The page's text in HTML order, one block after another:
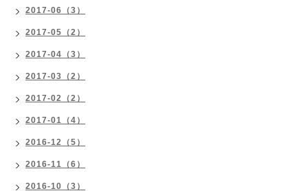
2017-06（3）
2017-05（2）
2017-04（3）
2017-03（2）
2017-02（2）
2017-01（4）
2016-12（5）
2016-11（6）
2016-10（3）